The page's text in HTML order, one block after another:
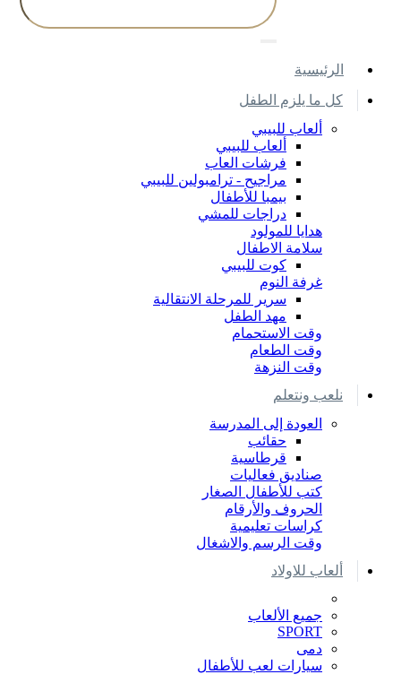
اﻟﺮﺋﻴﺴﻴﺔ
كل ما يلزم الطفل
ألعاب للبيبي
ألعاب للبيبي
فرشات العاب
مراجيح - ترامبولين للبيبي
بيمبا للأطفال
دراجات للمشي
هدايا للمولود
سلامة الاطفال
كوت للبيبي
غرفة النوم
سرير للمرحلة الانتقالية
مهد الطفل
وقت الاستحمام
وقت الطعام
وقت النزهة
نلعب ونتعلم
العودة إلى المدرسة
حقائب
قرطاسية
صناديق فعاليات
كتب للأطفال الصغار
الحروف والأرقام
كراسات تعليمية
وقت الرسم والاشغال
ألعاب للاولاد
جميع الألعاب
SPORT
دمى
سيارات لعب للأطفال